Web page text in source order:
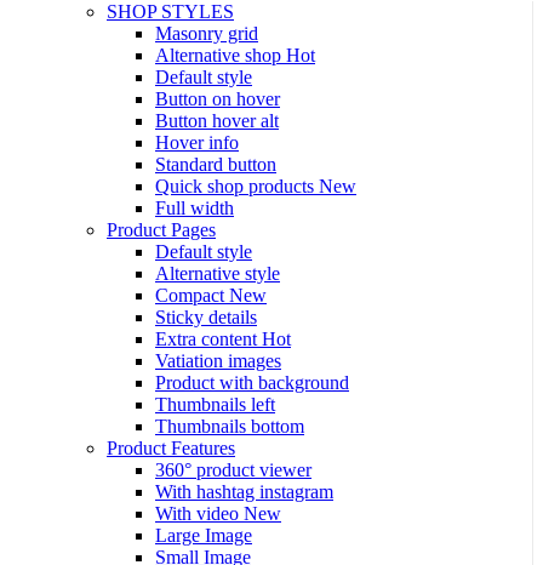
SHOP STYLES
Masonry grid
Alternative shop Hot
Default style
Button on hover
Button hover alt
Hover info
Standard button
Quick shop products New
Full width
Product Pages
Default style
Alternative style
Compact New
Sticky details
Extra content Hot
Vatiation images
Product with background
Thumbnails left
Thumbnails bottom
Product Features
360° product viewer
With hashtag instagram
With video New
Large Image
Small Image